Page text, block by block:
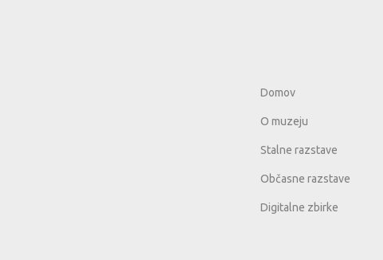
Domov
O muzeju
Stalne razstave
Občasne razstave
Digitalne zbirke